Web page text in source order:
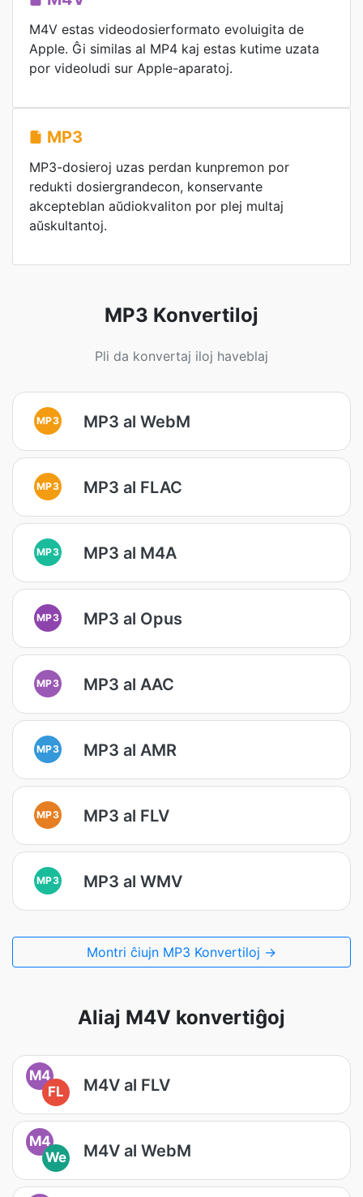
M4V estas videodosierformato evoluigita de
Apple. Ĝi similas al MP4 kaj estas kutime uzata
por videoludi sur Apple-aparatoj.
MP3
MP3-dosieroj uzas perdan kunpremon por
redukti dosiergrandecon, konservante
akcepteblan aŭdiokvaliton por plej multaj
aŭskultantoj.
MP3 Konvertiloj
Pli da konvertaj iloj haveblaj
MP3 MP3 al WebM
MP3 MP3 al FLAC
MP3 MP3 al M4A
MP3 MP3 al Opus
MP3 MP3 al AAC
MP3 MP3 al AMR
MP3 MP3 al FLV
MP3 MP3 al WMV
Montri ĉiujn MP3 Konvertiloj →
Aliaj M4V konvertiĝoj
M4
FL
M4V al FLV
M4
We
M4V al WebM